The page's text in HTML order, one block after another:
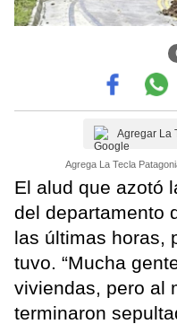
Agregar La
Agrega La Tecla
El alud que azotó
del departamento
las últimas horas,
tuvo. “Mucha
viviendas, pero al
terminaron